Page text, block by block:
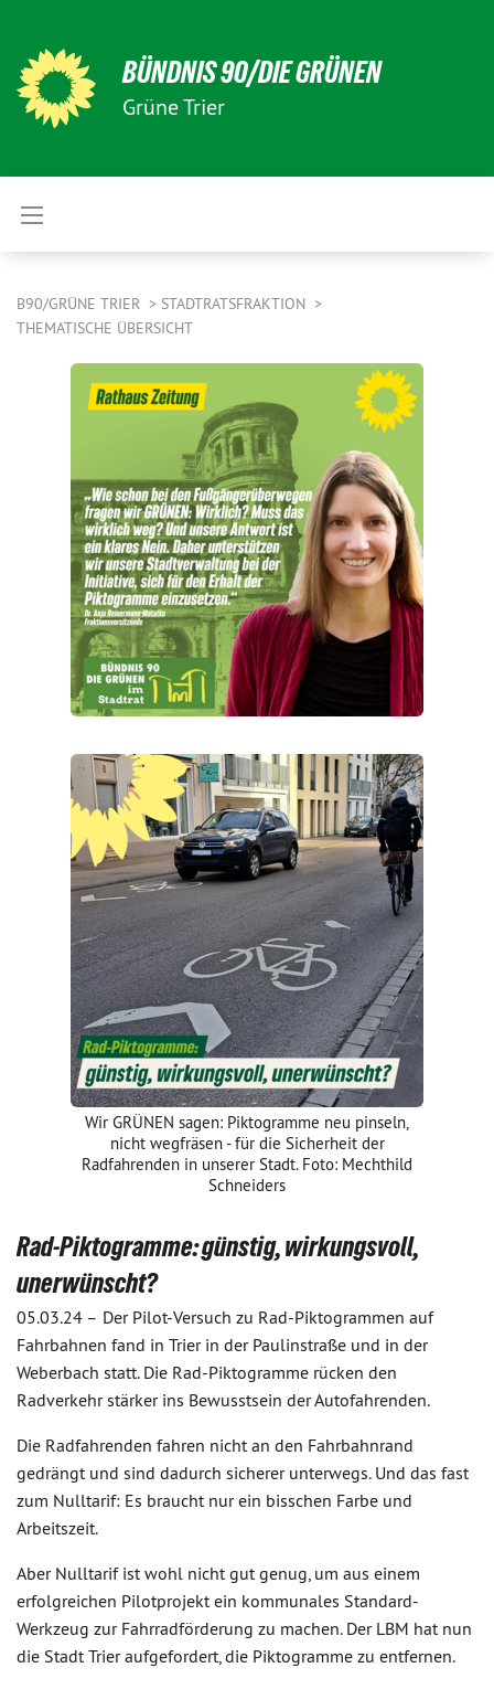
BÜNDNIS 90/DIE GRÜNEN
Grüne Trier
B90/GRÜNE TRIER
STADTRATSFRAKTION
THEMATISCHE ÜBERSICHT
Wir GRÜNEN sagen: Piktogramme neu pinseln,
nicht wegfräsen - für die Sicherheit der
Radfahrenden in unserer Stadt. Foto: Mechthild
Schneiders
Rad-Piktogramme: günstig, wirkungsvoll,
unerwünscht?
05.03.24 – Der Pilot-Versuch zu Rad-Piktogrammen auf
Fahrbahnen fand in Trier in der Paulinstraße und in der
Weberbach statt. Die Rad-Piktogramme rücken den
Radverkehr stärker ins Bewusstsein der Autofahrenden.
Die Radfahrenden fahren nicht an den Fahrbahnrand
gedrängt und sind dadurch sicherer unterwegs. Und das fast
zum Nulltarif: Es braucht nur ein bisschen Farbe und
Arbeitszeit.
Aber Nulltarif ist wohl nicht gut genug, um aus einem
erfolgreichen Pilotprojekt ein kommunales Standard-
Werkzeug zur Fahrradförderung zu machen. Der LBM hat nun
die Stadt Trier aufgefordert, die Piktogramme zu entfernen.